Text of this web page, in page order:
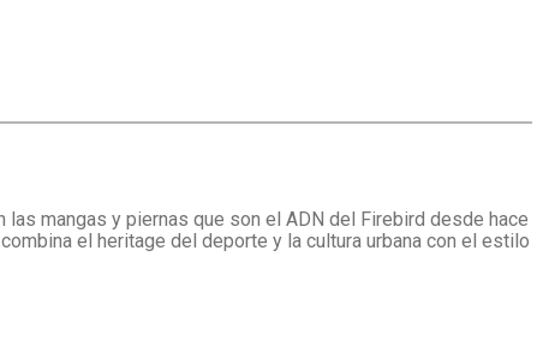
mangas y piernas que son el ADN del Firebird desde hace
el heritage del deporte y la cultura urbana con el estilo